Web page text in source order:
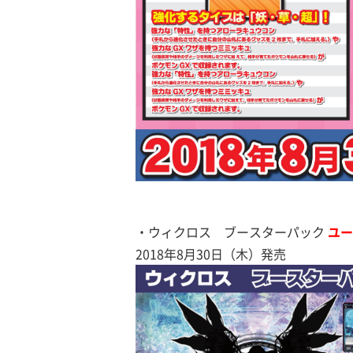
・ウィクロス ブースターパック ユ
2018年8月30日（木）発売